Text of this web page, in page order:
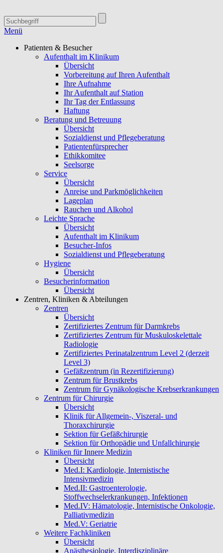
Menü
Patienten & Besucher
Aufenthalt im Klinikum
Übersicht
Vorbereitung auf Ihren Aufenthalt
Ihre Aufnahme
Ihr Aufenthalt auf Station
Ihr Tag der Entlassung
Haftung
Beratung und Betreuung
Übersicht
Sozialdienst und Pflegeberatung
Patientenfürsprecher
Ethikkomitee
Seelsorge
Service
Übersicht
Anreise und Parkmöglichkeiten
Lageplan
Rauchen und Alkohol
Leichte Sprache
Übersicht
Aufenthalt im Klinikum
Besucher-Infos
Sozialdienst und Pflegeberatung
Hygiene
Übersicht
Besucherinformation
Übersicht
Zentren, Kliniken & Abteilungen
Zentren
Übersicht
Zertifiziertes Zentrum für Darmkrebs
Zertifiziertes Zentrum für Muskuloskelettale
Radiologie
Zertifiziertes Perinatalzentrum Level 2 (derzeit
Level 3)
Gefäßzentrum (in Rezertifizierung)
Zentrum für Brustkrebs
Zentrum für Gynäkologische Krebserkrankungen
Zentrum für Chirurgie
Übersicht
Klinik für Allgemein-, Viszeral- und
Thoraxchirurgie
Sektion für Gefäßchirurgie
Sektion für Orthopädie und Unfallchirurgie
Kliniken für Innere Medizin
Übersicht
Med.I: Kardiologie, Internistische
Intensivmedizin
Med.II: Gastroenterologie,
Stoffwechselerkrankungen, Infektionen
Med.IV: Hämatologie, Internistische Onkologie,
Palliativmedizin
Med.V: Geriatrie
Weitere Fachkliniken
Übersicht
Anästhesiologie, Interdisziplinäre